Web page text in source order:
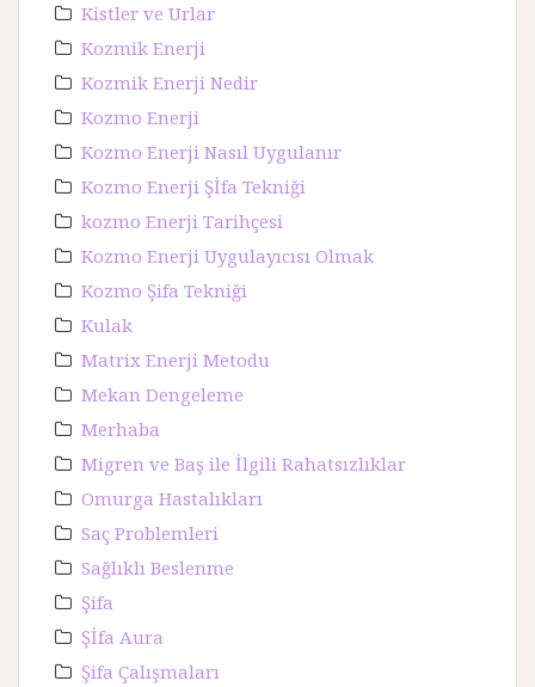
Kistler ve Urlar
Kozmik Enerji
Kozmik Enerji Nedir
Kozmo Enerji
Kozmo Enerji Nasıl Uygulanır
Kozmo Enerji Şİfa Tekniği
kozmo Enerji Tarihçesi
Kozmo Enerji Uygulayıcısı Olmak
Kozmo Şifa Tekniği
Kulak
Matrix Enerji Metodu
Mekan Dengeleme
Merhaba
Migren ve Baş ile İlgili Rahatsızlıklar
Omurga Hastalıkları
Saç Problemleri
Sağlıklı Beslenme
Şifa
Şİfa Aura
Şifa Çalışmaları